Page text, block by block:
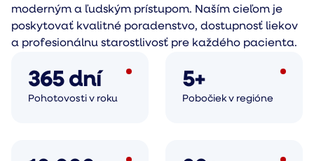
moderným a ľudským prístupom. Naším cieľom je
poskytovať kvalitné poradenstvo, dostupnosť liekov
a profesionálnu starostlivosť pre každého pacienta.
365 dní
Pohotovosti v roku
5+
Pobočiek v regióne